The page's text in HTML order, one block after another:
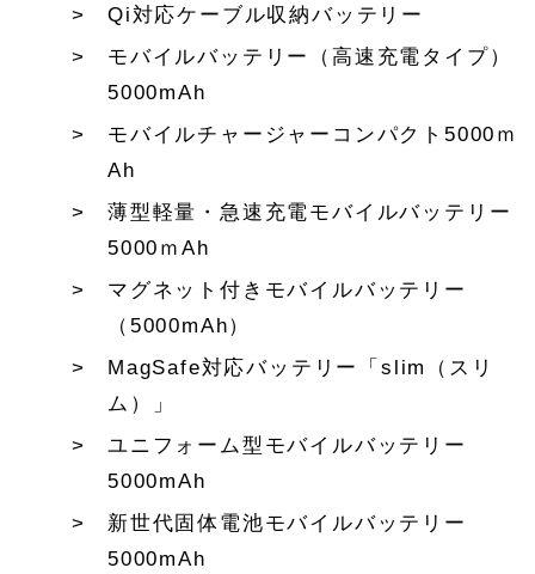
Qi対応ケーブル収納バッテリー
モバイルバッテリー（高速充電タイプ）
5000mAh
モバイルチャージャーコンパクト5000ｍ
Ah
薄型軽量・急速充電モバイルバッテリー
5000ｍAh
マグネット付きモバイルバッテリー
（5000mAh）
MagSafe対応バッテリー「slim（スリ
ム）」
ユニフォーム型モバイルバッテリー
5000mAh
新世代固体電池モバイルバッテリー
5000mAh